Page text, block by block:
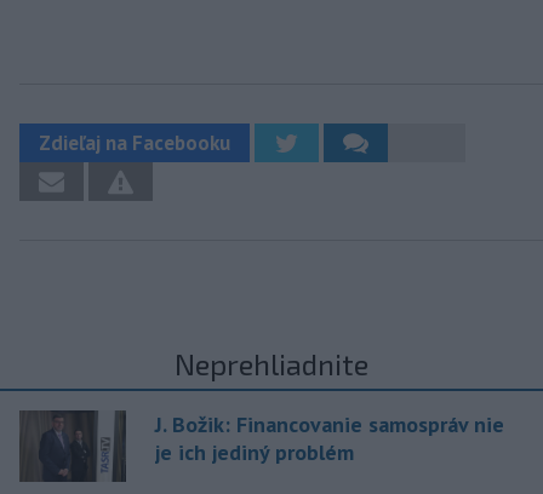
Zdieľaj na Facebooku
Neprehliadnite
J. Božik: Financovanie samospráv nie
je ich jediný problém